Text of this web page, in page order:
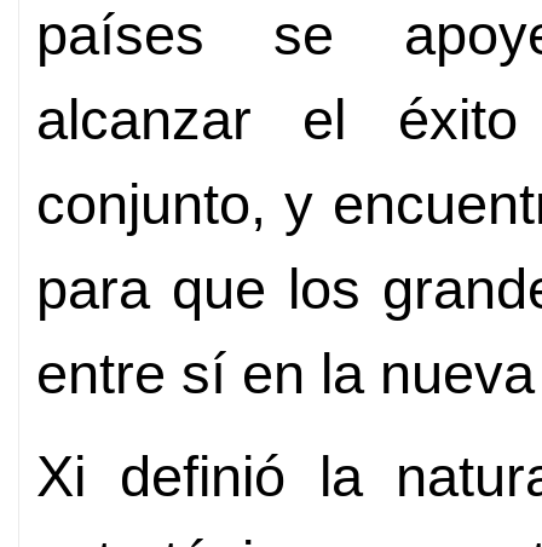
países se
alcanzar el
conjunto, y
para que los
entre sí en la
Xi definió la